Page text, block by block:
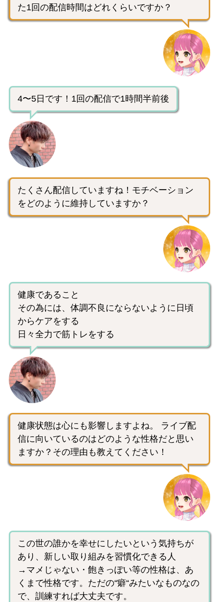
た1回の配信時間はどれくらいですか？
4〜5日です！1回の配信で1時間半前後
たくさん配信していますね！モチベーション
をどのように維持していますか？
健康であること
その為には、体調不良にならないように日頃
からケアをする
日々全力で筋トレをする
健康状態は心にも影響しますよね。 ライブ配
信に向いているのはどのような性格だと思い
ますか？その理由も教えてください！
この世の誰かを幸せにしたいという気持ちが
あり、新しい取り組みを習慣化できる人
→マメじゃない・飽きっぽい等の性格は、あ
くまで性格です。ただの“癖“みたいなものなの
で、訓練すれば大丈夫です。